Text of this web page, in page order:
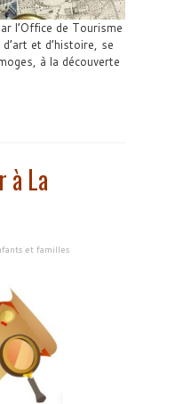
l’Office de Tourisme
et d’histoire, se
à la découverte
à La
et familles